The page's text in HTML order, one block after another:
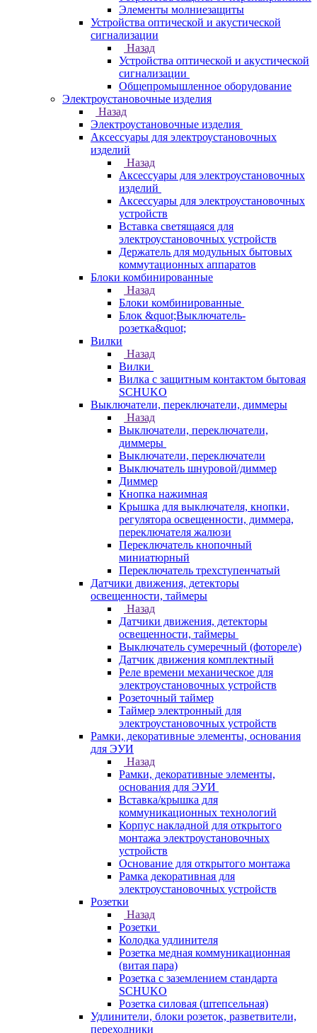
Элементы молниезащиты
Устройства оптической и акустической
сигнализации
Назад
Устройства оптической и акустической
сигнализации
Общепромышленное оборудование
Электроустановочные изделия
Назад
Электроустановочные изделия
Аксессуары для электроустановочных
изделий
Назад
Аксессуары для электроустановочных
изделий
Аксессуары для электроустановочных
устройств
Вставка светящаяся для
электроустановочных устройств
Держатель для модульных бытовых
коммутационных аппаратов
Блоки комбинированные
Назад
Блоки комбинированные
Блок &quot;Выключатель-
розетка&quot;
Вилки
Назад
Вилки
Вилка с защитным контактом бытовая
SCHUKO
Выключатели, переключатели, диммеры
Назад
Выключатели, переключатели,
диммеры
Выключатели, переключатели
Выключатель шнуровой/диммер
Диммер
Кнопка нажимная
Крышка для выключателя, кнопки,
регулятора освещенности, диммера,
переключателя жалюзи
Переключатель кнопочный
миниатюрный
Переключатель трехступенчатый
Датчики движения, детекторы
освещенности, таймеры
Назад
Датчики движения, детекторы
освещенности, таймеры
Выключатель сумеречный (фотореле)
Датчик движения комплектный
Реле времени механическое для
электроустановочных устройств
Розеточный таймер
Таймер электронный для
электроустановочных устройств
Рамки, декоративные элементы, основания
для ЭУИ
Назад
Рамки, декоративные элементы,
основания для ЭУИ
Вставка/крышка для
коммуникационных технологий
Корпус накладной для открытого
монтажа электроустановочных
устройств
Основание для открытого монтажа
Рамка декоративная для
электроустановочных устройств
Розетки
Назад
Розетки
Колодка удлинителя
Розетка медная коммуникационная
(витая пара)
Розетка с заземлением стандарта
SCHUKO
Розетка силовая (штепсельная)
Удлинители, блоки розеток, разветвители,
переходники